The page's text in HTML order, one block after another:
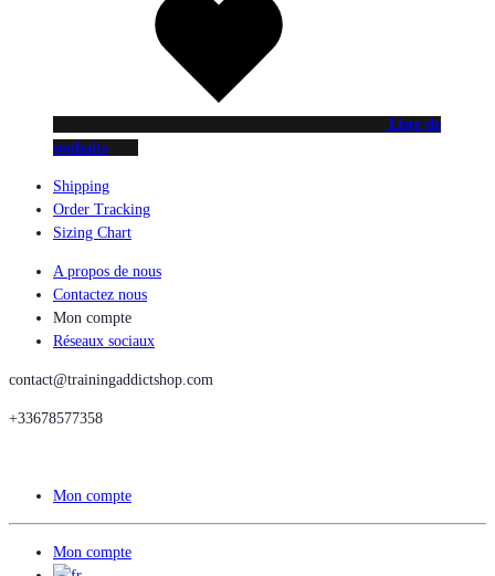
Liste de
souhaits
Shipping
Order Tracking
Sizing Chart
A propos de nous
Contactez nous
Mon compte
Réseaux sociaux
contact@trainingaddictshop.com
+33678577358
Mon compte
Mon compte